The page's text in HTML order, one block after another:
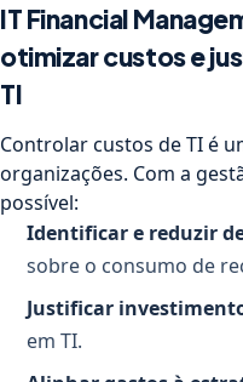
IT Financial
otimizar custos e
TI
Controlar custos de TI é
organizações. Com a
possível:
Identificar e reduzir
sobre o consumo de
Justificar
em TI.